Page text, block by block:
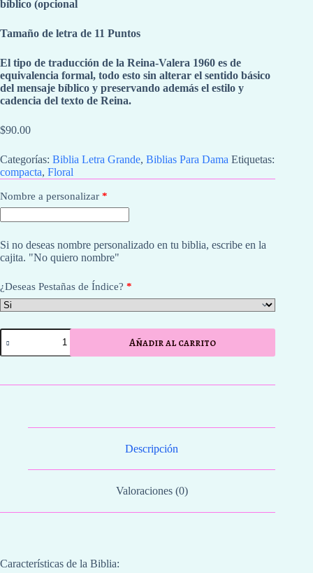
bíblico (opcional
Tamaño de letra de 11 Puntos
El tipo de traducción de la Reina-Valera 1960 es de
equivalencia formal, todo esto sin alterar el sentido básico
del mensaje bíblico y preservando además el estilo y
cadencia del texto de Reina.​
$90.00
Categorías: Biblia Letra Grande, Biblias Para Dama Etiquetas:
compacta, Floral
Nombre a personalizar *
Si no deseas nombre personalizado en tu biblia, escribe en la
cajita. "No quiero nombre"
¿Deseas Pestañas de Índice? *
Biblia
Fuscia
Floral
Añadir al carrito
Descripción
Valoraciones (0)
Características de la Biblia: